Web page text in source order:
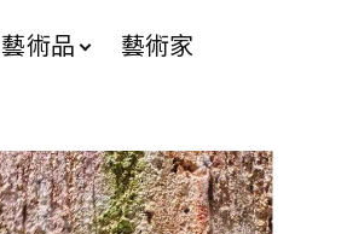
藝術品 藝術家